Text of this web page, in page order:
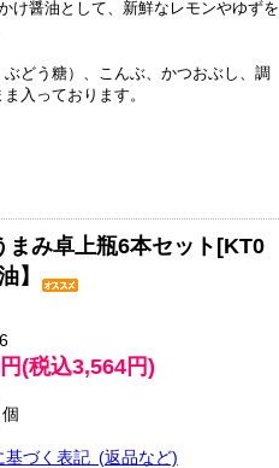
け醤油として、新鮮なレモンやゆずを
どう糖）、こんぶ、かつおぶし、調
入っております。
まみ卓上瓶6本セット[KT0
】
(税込3,564円)
個
づく表記 (返品など)